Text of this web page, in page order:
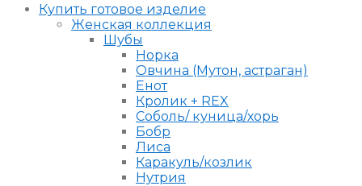
Купить готовое изделие
Женская коллекция
Шубы
Норка
Овчина (Мутон, астраган)
Енот
Кролик + REX
Соболь/ куница/хорь
Бобр
Лиса
Каракуль/козлик
Нутрия